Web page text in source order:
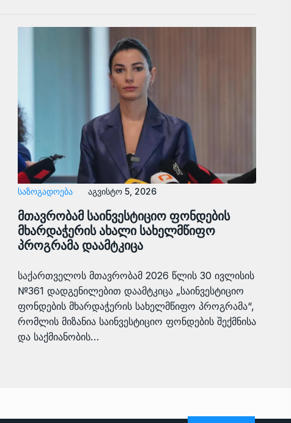
ᲡᲐᲖᲝᲒᲐᲓᲝᲔᲑᲐ აგვისტო 5, 2026
მთავრობამ საინვესტიციო ფონდების
მხარდაჭერის ახალი სახელმწიფო
პროგრამა დაამტკიცა
საქართველოს მთავრობამ 2026 წლის 30 ივლისის
№361 დადგენილებით დაამტკიცა „საინვესტიციო
ფონდების მხარდაჭერის სახელმწიფო პროგრამა“,
რომლის მიზანია საინვესტიციო ფონდების შექმნისა
და საქმიანობის…